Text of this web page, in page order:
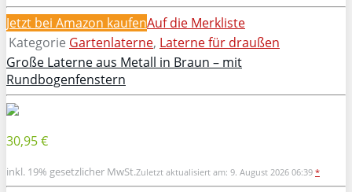
Jetzt bei Amazon kaufenAuf die Merkliste
Kategorie Gartenlaterne, Laterne für draußen
Große Laterne aus Metall in Braun – mit
Rundbogenfenstern
30,95 €
inkl. 19% gesetzlicher MwSt.Zuletzt aktualisiert am: 9. August 2026 06:39 *